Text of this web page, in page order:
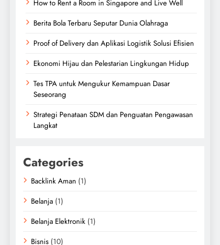
How to Rent a Room in Singapore and Live Well
Berita Bola Terbaru Seputar Dunia Olahraga
Proof of Delivery dan Aplikasi Logistik Solusi Efisien
Ekonomi Hijau dan Pelestarian Lingkungan Hidup
Tes TPA untuk Mengukur Kemampuan Dasar
Seseorang
Strategi Penataan SDM dan Penguatan Pengawasan
Langkat
Categories
Backlink Aman (1)
Belanja (1)
Belanja Elektronik (1)
Bisnis (10)